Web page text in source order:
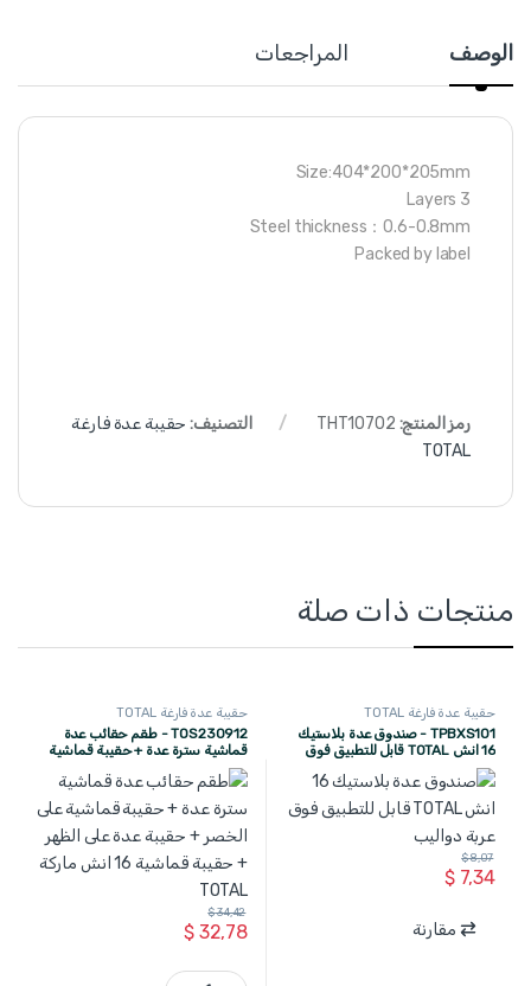
الوصف المراجعات
Size:404*200*205mm
3 Layers
Steel thickness：0.6-0.8mm
Packed by label
رمز المنتج: THT10702 التصنيف: حقيبة عدة فارغة
TOTAL
منتجات ذات صلة
حقيبة عدة فارغة TOTAL
TPBXS101 - صندوق عدة بلاستيك
16 انش TOTAL قابل للتطبيق فوق
عربة دواليب
$7,34
$8,07
مقارنة
حقيبة عدة فارغة TOTAL
TOS230912 - طقم حقائب عدة
قماشية سترة عدة + حقيبة قماشية
على الخصر + حقيبة عدة على الظهر +
حقيبة قماشية 16 انش ماركة TOTAL
$32,78
$34,42
TOS230912 - طقم حقائب عدة قماشية سترة عدة + حقيبة قماشية على الخصر + حقيبة عدة على الظهر + حقيبة قماشية 16 انش ماركة TOTAL quantity